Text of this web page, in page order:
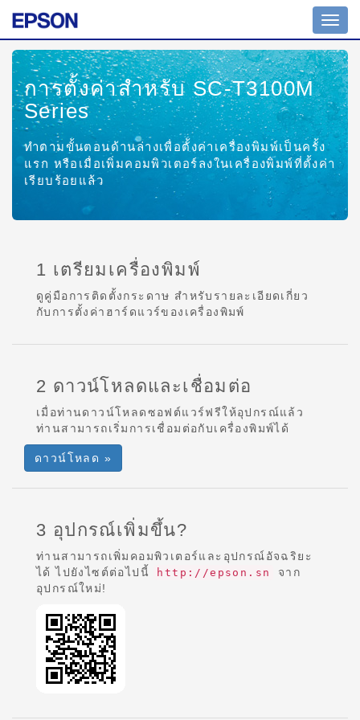
การตั้งค่าสำหรับ SC-T3100M
Series
ทำตามขั้นตอนด้านล่างเพื่อตั้งค่าเครื่องพิมพ์เป็นครั้ง
แรก หรือเมื่อเพิ่มคอมพิวเตอร์ลงในเครื่องพิมพ์ที่ตั้งค่า
เรียบร้อยแล้ว
1 เตรียมเครื่องพิมพ์
ดูคู่มือการติดตั้งกระดาษ สำหรับรายละเอียดเกี่ยว
กับการตั้งค่าฮาร์ดแวร์ของเครื่องพิมพ์
2 ดาวน์โหลดและเชื่อมต่อ
เมื่อท่านดาวน์โหลดซอฟต์แวร์ฟรีให้อุปกรณ์แล้ว
ท่านสามารถเริ่มการเชื่อมต่อกับเครื่องพิมพ์ได้
ดาวน์โหลด »
3 อุปกรณ์เพิ่มขึ้น?
ท่านสามารถเพิ่มคอมพิวเตอร์และอุปกรณ์อัจฉริยะ
ได้ ไปยังไซต์ต่อไปนี้
http://epson.sn
จาก
อุปกรณ์ใหม่!